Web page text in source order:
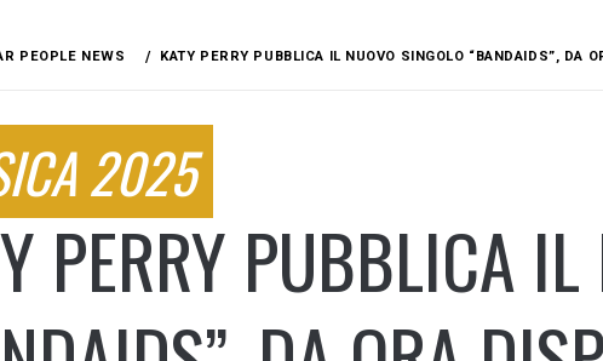
PEOPLE NEWS KATY PERRY PUBBLICA IL NUOVO SINGOLO “BANDAIDS”, DA
2025
PERRY PUBBLICA